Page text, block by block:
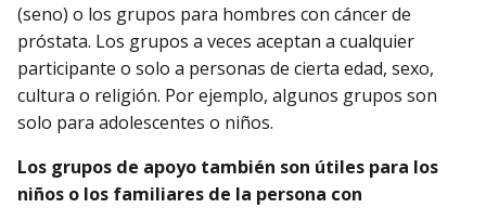
(seno) o los grupos para hombres con cáncer de
próstata. Los grupos a veces aceptan a cualquier
participante o solo a personas de cierta edad, sexo,
cultura o religión. Por ejemplo, algunos grupos son
solo para adolescentes o niños.
Los grupos de apoyo también son útiles para los
niños o los familiares de la persona con